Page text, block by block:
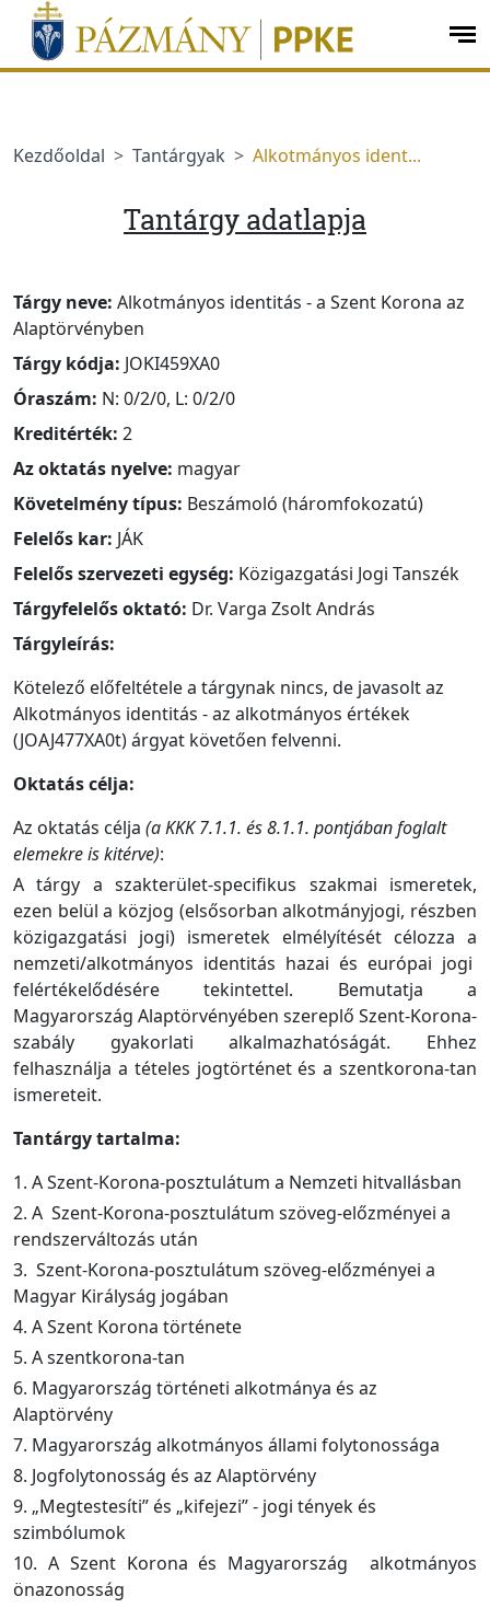
Ugrás a menüre
Ugrás a tartalomra
Kezdőoldal Tantárgyak Alkotmányos ident...
Tantárgy adatlapja
Tárgy neve: Alkotmányos identitás - a Szent Korona az
Alaptörvényben
Tárgy kódja: JOKI459XA0
Óraszám: N: 0/2/0, L: 0/2/0
Kreditérték: 2
Az oktatás nyelve: magyar
Követelmény típus: Beszámoló (háromfokozatú)
Felelős kar: JÁK
Felelős szervezeti egység: Közigazgatási Jogi Tanszék
Tárgyfelelős oktató: Dr. Varga Zsolt András
Tárgyleírás:
Kötelező előfeltétele a tárgynak nincs, de javasolt az
Alkotmányos identitás - az alkotmányos értékek
(JOAJ477XA0t) árgyat követően felvenni.
Oktatás célja:
Az oktatás célja (a KKK 7.1.1. és 8.1.1. pontjában foglalt
elemekre is kitérve):
A tárgy a szakterület-specifikus szakmai ismeretek,
ezen belül a közjog (elsősorban alkotmányjogi, részben
közigazgatási jogi) ismeretek elmélyítését célozza a
nemzeti/alkotmányos identitás hazai és európai jogi
felértékelődésére tekintettel. Bemutatja a
Magyarország Alaptörvényében szereplő Szent-Korona-
szabály gyakorlati alkalmazhatóságát. Ehhez
felhasználja a tételes jogtörténet és a szentkorona-tan
ismereteit.
Tantárgy tartalma:
1. A Szent-Korona-posztulátum a Nemzeti hitvallásban
2. A Szent-Korona-posztulátum szöveg-előzményei a
rendszerváltozás után
3. Szent-Korona-posztulátum szöveg-előzményei a
Magyar Királyság jogában
4. A Szent Korona története
5. A szentkorona-tan
6. Magyarország történeti alkotmánya és az
Alaptörvény
7. Magyarország alkotmányos állami folytonossága
8. Jogfolytonosság és az Alaptörvény
9. „Megtestesíti” és „kifejezi” - jogi tények és
szimbólumok
10. A Szent Korona és Magyarország
alkotmányos
önazonosság